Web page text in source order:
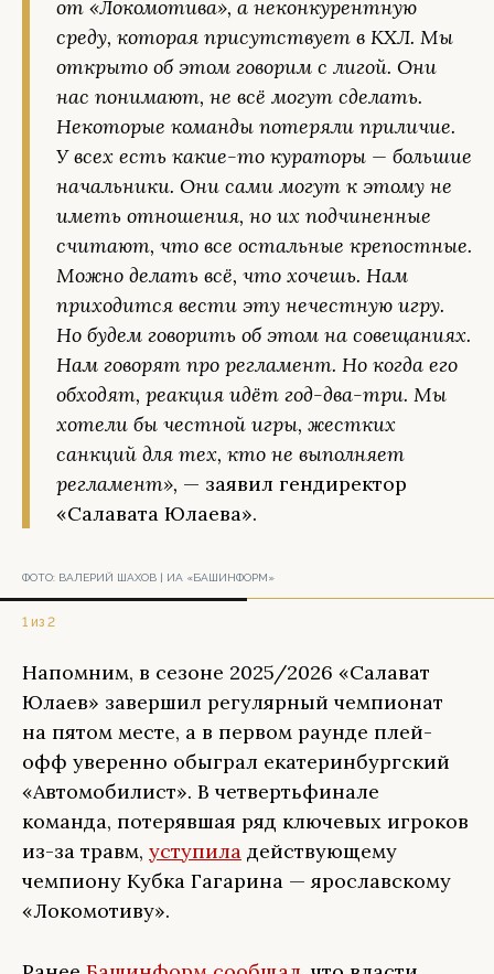
от «Локомотива», а неконкурентную
среду, которая присутствует в КХЛ. Мы
открыто об этом говорим с лигой. Они
нас понимают, не всё могут сделать.
Некоторые команды потеряли приличие.
У всех есть какие-то кураторы — большие
начальники. Они сами могут к этому не
иметь отношения, но их подчиненные
считают, что все остальные крепостные.
Можно делать всё, что хочешь. Нам
приходится вести эту нечестную игру.
Но будем говорить об этом на совещаниях.
Нам говорят про регламент. Но когда его
обходят, реакция идёт год-два-три. Мы
хотели бы честной игры, жестких
санкций для тех, кто не выполняет
регламент», — заявил гендиректор
«Салавата Юлаева».
ФОТО: ВАЛЕРИЙ ШАХОВ | ИА «БАШИНФОРМ»
1 из 2
Напомним, в сезоне 2025/2026 «Салават
Юлаев» завершил регулярный чемпионат
на пятом месте, а в первом раунде плей-
офф уверенно обыграл екатеринбургский
«Автомобилист». В четвертьфинале
команда, потерявшая ряд ключевых игроков
из-за травм, уступила действующему
чемпиону Кубка Гагарина — ярославскому
«Локомотиву».